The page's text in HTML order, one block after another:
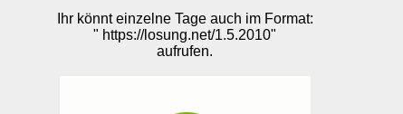
Ihr könnt einzelne Tage auch im Format:
" https://losung.net/1.5.2010"
aufrufen.